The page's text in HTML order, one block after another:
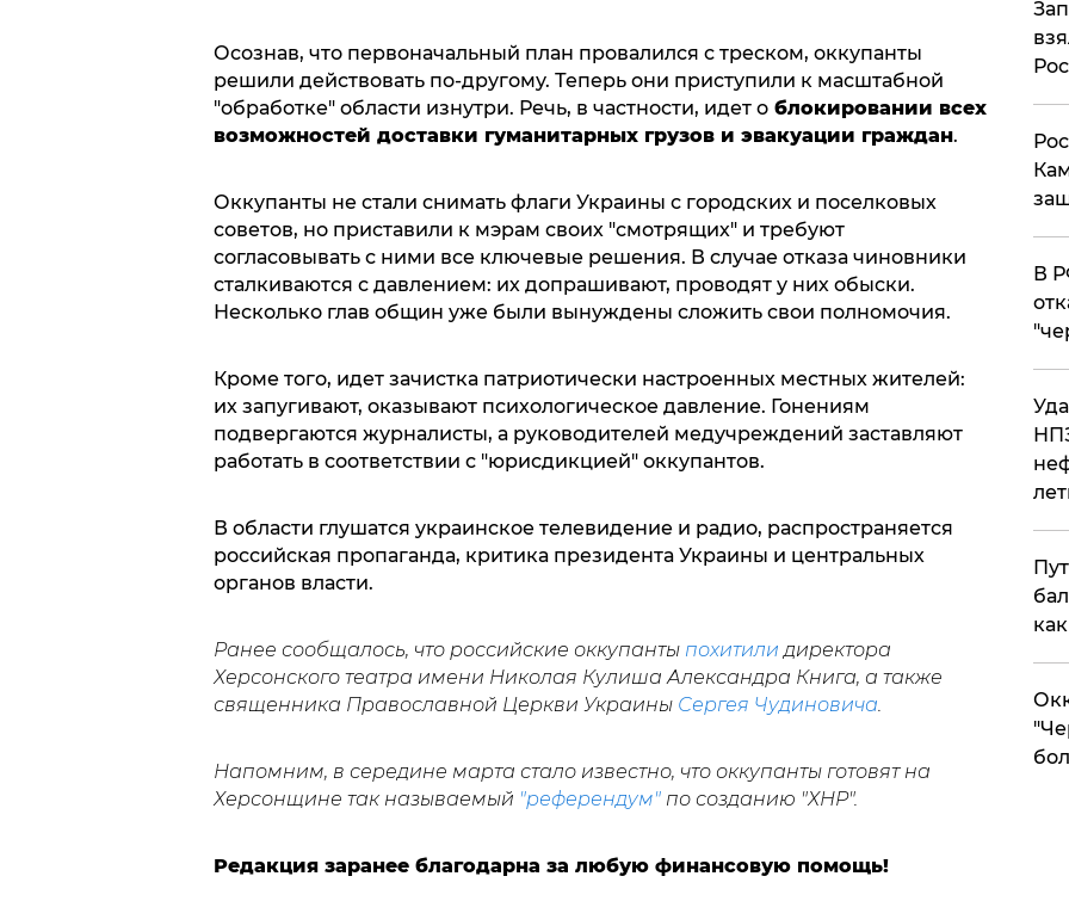
Осознав, что первоначальный план провалился с треском, оккупанты
решили действовать по-другому. Теперь они приступили к масштабной
"обработке" области изнутри. Речь, в частности, идет облокировании всех
возможностей доставки гуманитарных грузов и эвакуации граждан.
Оккупанты не стали снимать флаги Украины с городских и поселковых
советов, но приставили к мэрам своих "смотрящих" и требуют
согласовывать с ними все ключевые решения. В случае отказа чиновники
сталкиваются с давлением: их допрашивают, проводят у них обыски.
Несколько глав общин уже были вынуждены сложить свои полномочия.
Кроме того, идет зачистка патриотически настроенных местных жителей:
их запугивают, оказывают психологическое давление. Гонениям
подвергаются журналисты, а руководителей медучреждений заставляют
работать в соответствии с "юрисдикцией" оккупантов.
В области глушатся украинское телевидение и радио, распространяется
российская пропаганда, критика президента Украины и центральных
органов власти.
Ранее сообщалось, что российские оккупанты похитили директора
Херсонского театра имени Николая Кулиша Александра Книга, а также
священника Православной Церкви Украины Сергея Чудиновича
Напомним, в середине марта стало известно, что оккупанты готовят на
Херсонщине так называемый "референдум"по созданию "ХНР".
Редакция заранее благодарна за любую финансовую помощь!
​В